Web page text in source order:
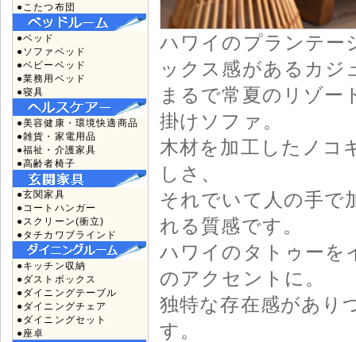
●こたつ布団
●ベッド
●ソファベッド
●ベビーベッド
●業務用ベッド
●寝具
●美容健康・環境快適商品
●雑貨・家電用品
●福祉・介護家具
●高齢者椅子
●玄関家具
●コートハンガー
●スクリーン(衝立)
●タチカワブラインド
●キッチン収納
●ダストボックス
●ダイニングテーブル
●ダイニングチェア
●ダイニングセット
●座卓
ハワイのプランテー
ックス感があるカジ
まるで常夏のリゾー
掛けソファ。
木材を加工したノコ
しさ、
それでいて人の手で
れる質感です。
ハワイのタトゥーを
のアクセントに。
独特な存在感があり
す。